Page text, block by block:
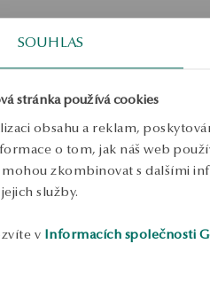
SOUHLAS
stránka používá cookies
obsahu a reklam,
o tom, jak náš web
zkombinovat s dalšími
služby.
v Informacích společnosti
Nebyly